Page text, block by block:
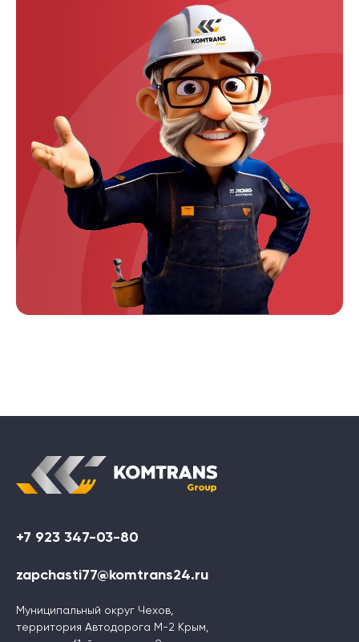
+7 923 347-03-80
zapchasti77@komtrans24.ru
Муниципальный округ Чехов,
территория Автодорога М-2 Крым,